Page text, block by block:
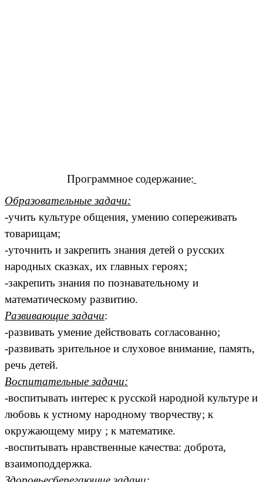
Программное содержание:
Образовательные задачи:
-учить культуре общения, умению сопереживать
товарищам;
-уточнить и закрепить знания детей о русских
народных сказках, их главных героях;
-закрепить знания по познавательному и
математическому развитию.
Развивающие задачи:
-развивать умение действовать согласованно;
-развивать зрительное и слуховое внимание, память,
речь детей.
Воспитательные задачи:
-воспитывать интерес к русской народной культуре и
любовь к устному народному творчеству; к
окружающему миру ; к математике.
-воспитывать нравственные качества: доброта,
взаимоподдержка.